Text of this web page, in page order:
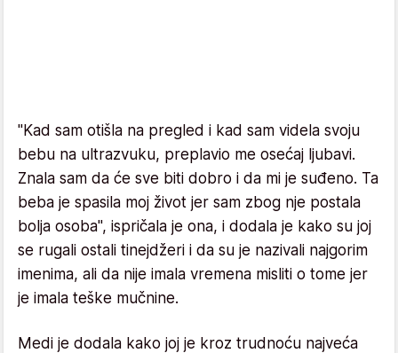
"Kad sam otišla na pregled i kad sam videla svoju
bebu na ultrazvuku, preplavio me osećaj ljubavi.
Znala sam da će sve biti dobro i da mi je suđeno. Ta
beba je spasila moj život jer sam zbog nje postala
bolja osoba", ispričala je ona, i dodala je kako su joj
se rugali ostali tinejdžeri i da su je nazivali najgorim
imenima, ali da nije imala vremena misliti o tome jer
je imala teške mučnine.
Medi je dodala kako joj je kroz trudnoću najveća